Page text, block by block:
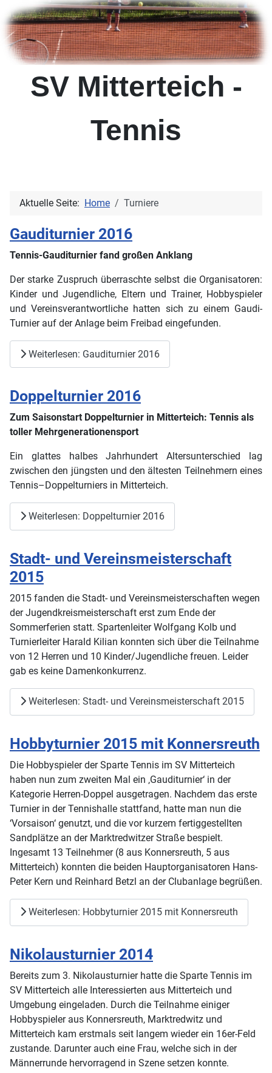
SV Mitterteich -
Tennis
Aktuelle Seite: Home Turniere
Gauditurnier 2016
Tennis-Gauditurnier fand großen Anklang
Der starke Zuspruch überraschte selbst die Organisatoren:
Kinder und Jugendliche, Eltern und Trainer, Hobbyspieler
und Vereinsverantwortliche hatten sich zu einem Gaudi-
Turnier auf der Anlage beim Freibad eingefunden.
Weiterlesen: Gauditurnier 2016
Doppelturnier 2016
Zum Saisonstart Doppelturnier in Mitterteich: Tennis als
toller Mehrgenerationensport
Ein glattes halbes Jahrhundert Altersunterschied lag
zwischen den jüngsten und den ältesten Teilnehmern eines
Tennis–Doppelturniers in Mitterteich.
Weiterlesen: Doppelturnier 2016
Stadt- und Vereinsmeisterschaft
2015
2015 fanden die Stadt- und Vereinsmeisterschaften wegen
der Jugendkreismeisterschaft erst zum Ende der
Sommerferien statt. Spartenleiter Wolfgang Kolb und
Turnierleiter Harald Kilian konnten sich über die Teilnahme
von 12 Herren und 10 Kinder/Jugendliche freuen. Leider
gab es keine Damenkonkurrenz.
Weiterlesen: Stadt- und Vereinsmeisterschaft 2015
Hobbyturnier 2015 mit Konnersreuth
Die Hobbyspieler der Sparte Tennis im SV Mitterteich
haben nun zum zweiten Mal ein ‚Gauditurnier‘ in der
Kategorie Herren-Doppel ausgetragen. Nachdem das erste
Turnier in der Tennishalle stattfand, hatte man nun die
‘Vorsaison‘ genutzt, und die vor kurzem fertiggestellten
Sandplätze an der Marktredwitzer Straße bespielt.
Ingesamt 13 Teilnehmer (8 aus Konnersreuth, 5 aus
Mitterteich) konnten die beiden Hauptorganisatoren Hans-
Peter Kern und Reinhard Betzl an der Clubanlage begrüßen.
Weiterlesen: Hobbyturnier 2015 mit Konnersreuth
Nikolausturnier 2014
Bereits zum 3. Nikolausturnier hatte die Sparte Tennis im
SV Mitterteich alle Interessierten aus Mitterteich und
Umgebung eingeladen. Durch die Teilnahme einiger
Hobbyspieler aus Konnersreuth, Marktredwitz und
Mitterteich kam erstmals seit langem wieder ein 16er-Feld
zustande. Darunter auch eine Frau, welche sich in der
Männerrunde hervorragend in Szene setzen konnte.